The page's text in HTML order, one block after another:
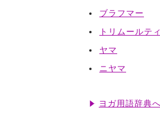
ブラフマー
トリムールテ
ヤマ
ニヤマ
ヨガ用語辞典